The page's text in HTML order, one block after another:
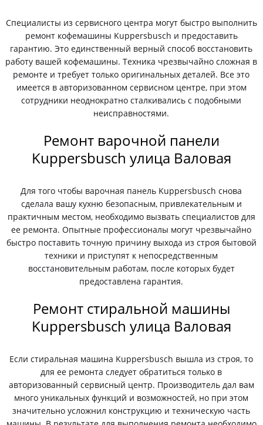
Специалисты из сервисного центра могут быстро выполнить
ремонт кофемашины Kuppersbusch и предоставить
гарантию. Это единственный верный способ восстановить
работу вашей кофемашины. Техника чрезвычайно сложная в
ремонте и требует только оригинальных деталей. Все это
имеется в авторизованном сервисном центре, при этом
сотрудники неоднократно сталкивались с подобными
неисправностями.
Ремонт варочной панели
Kuppersbusch улица Валовая
Для того чтобы варочная панель Kuppersbusch снова
сделала вашу кухню безопасным, привлекательным и
практичным местом, необходимо вызвать специалистов для
ее ремонта. Опытные профессионалы могут чрезвычайно
быстро поставить точную причину выхода из строя бытовой
техники и приступят к непосредственным
восстановительным работам, после которых будет
предоставлена гарантия.
Ремонт стиральной машины
Kuppersbusch улица Валовая
Если стиральная машина Kuppersbusch вышла из строя, то
для ее ремонта следует обратиться только в
авторизованный сервисный центр. Производитель дал вам
много уникальных функций и возможностей, но при этом
значительно усложнил конструкцию и техническую часть